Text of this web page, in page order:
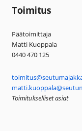
Toimitus
Päätoimittaja
Matti Kuoppala
0440 470 125
Toimitukselliset asiat